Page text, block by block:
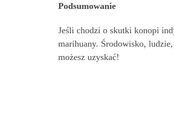
Podsumowanie
Jeśli chodzi o skutki konopi
marihuany. Środowisko,
możesz uzyskać!